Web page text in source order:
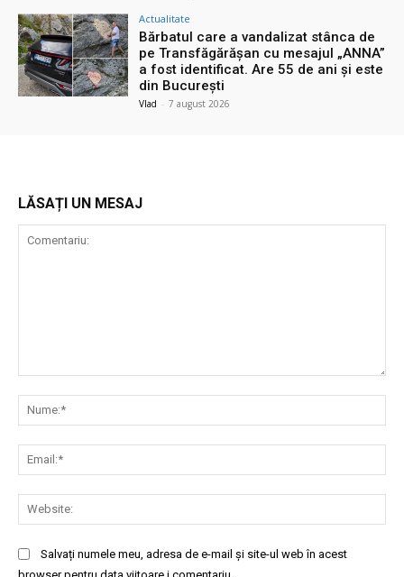
Actualitate
Bărbatul care a vandalizat stânca de
pe Transfăgărășan cu mesajul „ANNA”
a fost identificat. Are 55 de ani și este
din București
Vlad - 7 august 2026
LĂSAȚI UN MESAJ
Salvați numele meu, adresa de e-mail și site-ul web în acest